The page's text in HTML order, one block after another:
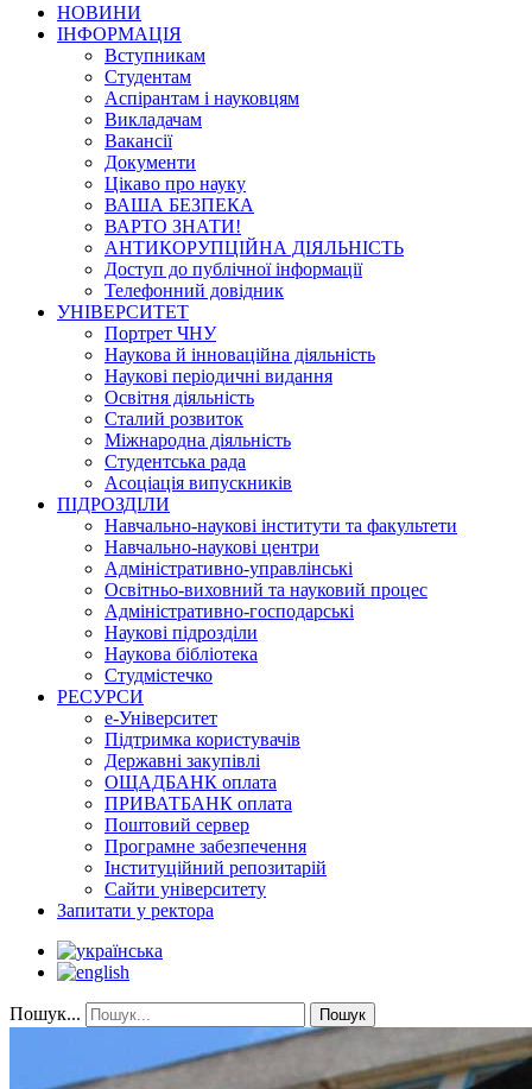
НОВИНИ
ІНФОРМАЦІЯ
Вступникам
Студентам
Аспірантам і науковцям
Викладачам
Вакансії
Документи
Цікаво про науку
ВАША БЕЗПЕКА
ВАРТО ЗНАТИ!
АНТИКОРУПЦІЙНА ДІЯЛЬНІСТЬ
Доступ до публічної інформації
Телефонний довідник
УНІВЕРСИТЕТ
Портрет ЧНУ
Наукова й інноваційна діяльність
Наукові періодичні видання
Освітня діяльність
Сталий розвиток
Міжнародна діяльність
Студентська рада
Асоціація випускників
ПІДРОЗДІЛИ
Навчально-наукові інститути та факультети
Навчально-наукові центри
Адміністративно-управлінські
Освітньо-виховний та науковий процес
Адміністративно-господарські
Наукові підрозділи
Наукова бібліотека
Студмістечко
РЕСУРСИ
е-Університет
Підтримка користувачів
Державні закупівлі
ОЩАДБАНК оплата
ПРИВАТБАНК оплата
Поштовий сервер
Програмне забезпечення
Інституційний репозитарій
Сайти університету
Запитати у ректора
Пошук... Пошук